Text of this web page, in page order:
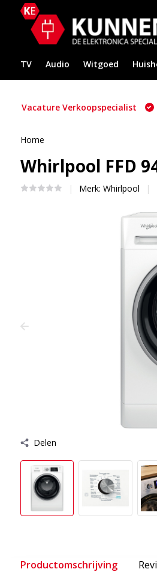
TV Audio Witgoed
Vacature Verkoopspecialist
Home
Whirlpool FFD
Merk: Whirlpool
Delen
Productomschrijving